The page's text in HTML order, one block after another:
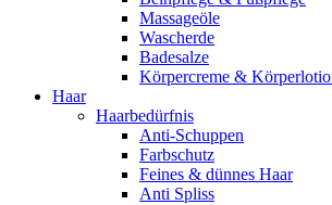
Massageöle
Wascherde
Badesalze
Körpercreme &
Haar
Haarbedürfnis
Anti-Schuppen
Farbschutz
Feines & dünnes Haar
Anti Spliss